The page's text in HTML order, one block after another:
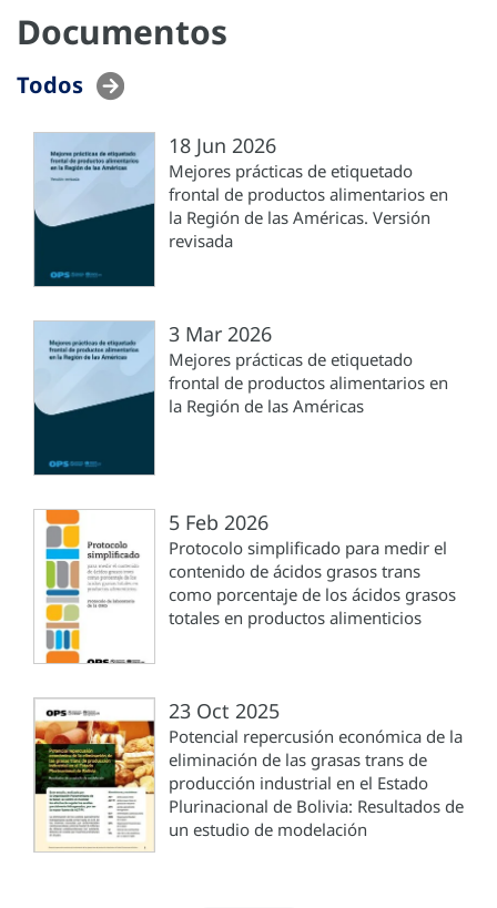
Documentos
Todos
18 Jun 2026
Mejores prácticas de etiquetado
frontal de productos alimentarios en
la Región de las Américas. Versión
revisada
3 Mar 2026
Mejores prácticas de etiquetado
frontal de productos alimentarios en
la Región de las Américas
5 Feb 2026
Protocolo simplificado para medir el
contenido de ácidos grasos trans
como porcentaje de los ácidos grasos
totales en productos alimenticios
23 Oct 2025
Potencial repercusión económica de la
eliminación de las grasas trans de
producción industrial en el Estado
Plurinacional de Bolivia: Resultados de
un estudio de modelación